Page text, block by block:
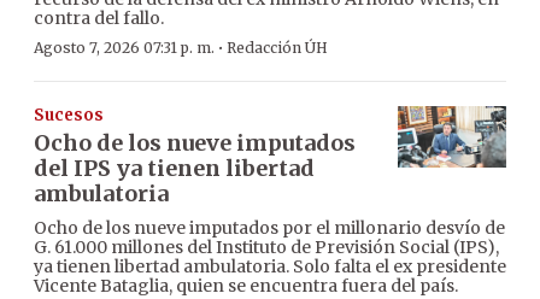
contra del fallo.
Agosto 7, 2026 07:31 p. m. · Redacción ÚH
Sucesos
Ocho de los nueve imputados
del IPS ya tienen libertad
ambulatoria
Ocho de los nueve imputados por el millonario desvío de
G. 61.000 millones del Instituto de Previsión Social (IPS),
ya tienen libertad ambulatoria. Solo falta el ex presidente
Vicente Bataglia, quien se encuentra fuera del país.